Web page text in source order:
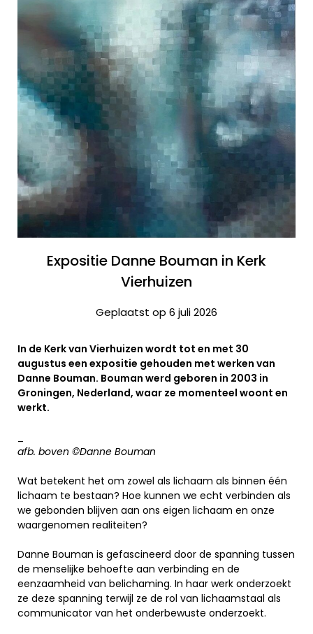
Expositie Danne Bouman in Kerk
Vierhuizen
Geplaatst op 6 juli 2026
In de Kerk van Vierhuizen wordt tot en met 30
augustus een expositie gehouden met werken van
Danne Bouman. Bouman werd geboren in 2003 in
Groningen, Nederland, waar ze momenteel woont en
werkt.
afb. boven ©Danne Bouman
Wat betekent het om zowel als lichaam als binnen één
lichaam te bestaan? Hoe kunnen we echt verbinden als
we gebonden blijven aan ons eigen lichaam en onze
waargenomen realiteiten?
Danne Bouman is gefascineerd door de spanning tussen
de menselijke behoefte aan verbinding en de
eenzaamheid van belichaming. In haar werk onderzoekt
ze deze spanning terwijl ze de rol van lichaamstaal als
communicator van het onderbewuste onderzoekt.